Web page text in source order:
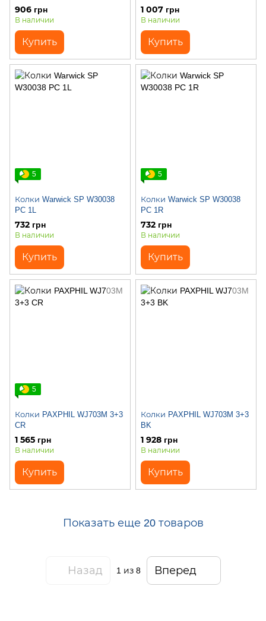
906 грн
В наличии
Купить
1 007 грн
В наличии
Купить
5
Колки Warwick SP W30038
PC 1L
732 грн
В наличии
Купить
5
Колки Warwick SP W30038
PC 1R
732 грн
В наличии
Купить
5
Колки PAXPHIL WJ703M 3+3
CR
1 565 грн
В наличии
Купить
Колки PAXPHIL WJ703M 3+3
BK
1 928 грн
В наличии
Купить
Показать еще 20 товаров
Назад 1из 8 Вперед